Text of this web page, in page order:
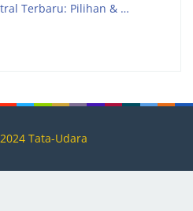
Terbaru: Pilihan & …
Tata-Udara